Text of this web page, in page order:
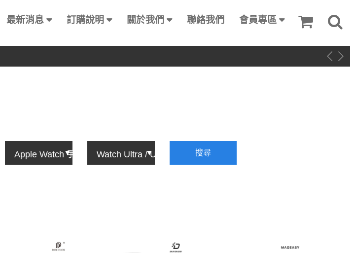
最新消息 訂購說明 關於我們 聯絡我們 會員專區
搜尋